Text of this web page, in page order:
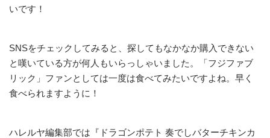
いです！
SNSをチェックしてみると、探してもなかなか購入できない
と嘆いている方が何人もいらっしゃいました。「フジファブ
リック」ファンとしては一度は食べてみたいですよね。早く
食べられますように！
ハレルヤ編集部では『ドラゴンポテト 奏でしバターチキンカ